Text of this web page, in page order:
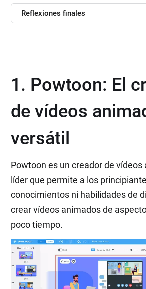
Reflexiones finales
1. Powtoon: El
de vídeos
versátil
Powtoon es un creador de vídeos
líder que permite a los
conocimientos ni habilidades de
crear vídeos animados de
poco tiempo.